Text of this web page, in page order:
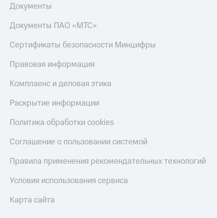
Документы
Документы ПАО «МТС»
Сертификаты безопасности Минцифры
Правовая информация
Комплаенс и деловая этика
Раскрытие информации
Политика обработки cookies
Соглашение о пользовании системой
Правила применения рекомендательных технологий
Условия использования сервиса
Карта сайта